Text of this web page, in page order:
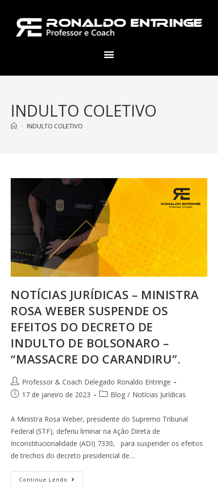
INDULTO COLETIVO
> INDULTO COLETIVO
NOTÍCIAS JURÍDICAS – MINISTRA
ROSA WEBER SUSPENDE OS
EFEITOS DO DECRETO DE
INDULTO DE BOLSONARO –
“MASSACRE DO CARANDIRU”.
Professor & Coach Delegado Ronaldo Entringe
17 de janeiro de 2023
Blog / Notícias Jurídicas
A Ministra Rosa Weber, presidente do Supremo Tribunal
Federal (STF), deferiu liminar na Ação Direta de
Inconstitucionalidade (ADI) 7330, para suspender os efeitos
de trechos do decreto presidencial de…
Continue Lendo